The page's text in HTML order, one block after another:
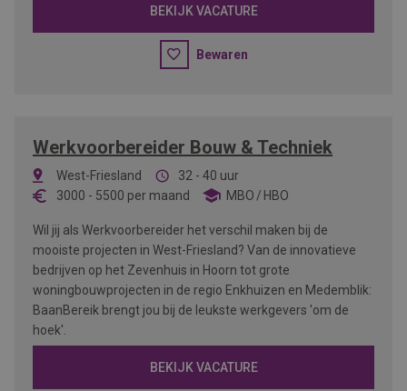
BEKIJK VACATURE
Bewaren
Werkvoorbereider Bouw & Techniek
West-Friesland
32 - 40 uur
3000 - 5500 per maand MBO HBO
Wil jij als Werkvoorbereider het verschil maken bij de
mooiste projecten in West-Friesland? Van de innovatieve
bedrijven op het Zevenhuis in Hoorn tot grote
woningbouwprojecten in de regio Enkhuizen en Medemblik:
BaanBereik brengt jou bij de leukste werkgevers 'om de
hoek'.
BEKIJK VACATURE